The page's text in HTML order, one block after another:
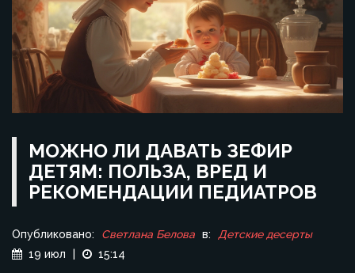
МОЖНО ЛИ ДАВАТЬ ЗЕФИР
ДЕТЯМ: ПОЛЬЗА, ВРЕД И
РЕКОМЕНДАЦИИ ПЕДИАТРОВ
Опубликовано: Светлана Белова в:
Детские десерты
19 июл
15:14